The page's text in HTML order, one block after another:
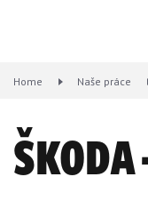
Home Naše práce